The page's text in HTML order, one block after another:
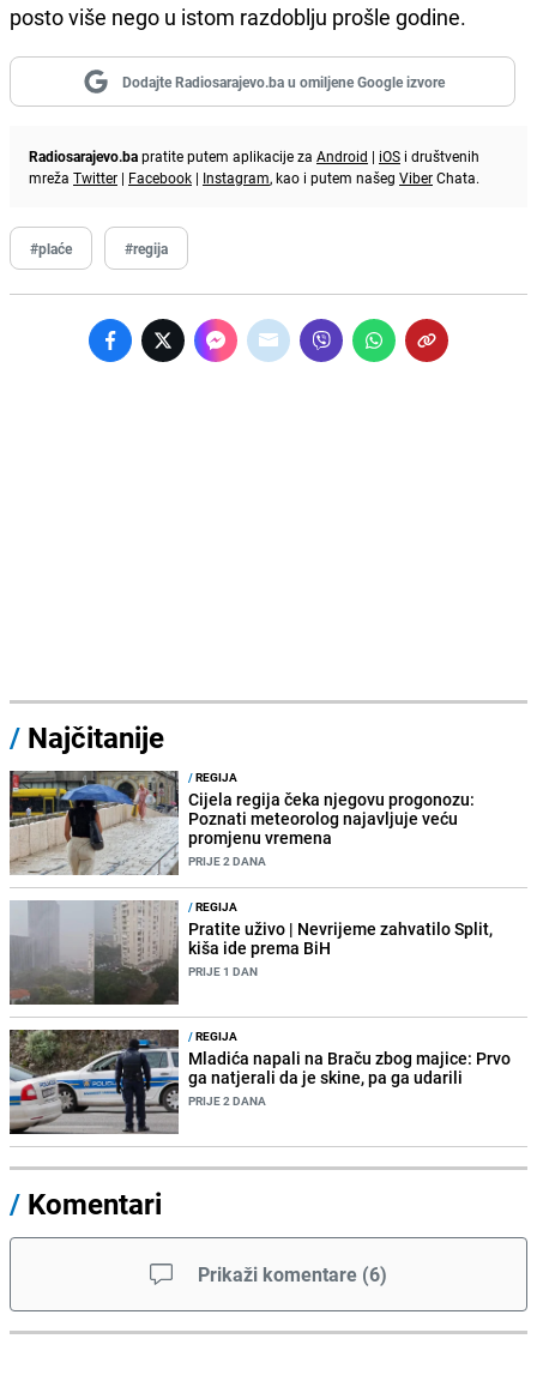
posto više nego u istom razdoblju prošle godine.
Dodajte Radiosarajevo.ba u omiljene Google izvore
Radiosarajevo.bapratite putem aplikacije za Android | iOS i društvenih
mreža Twitter | Facebook | Instagram, kao i putem našeg ViberChata.
#plaće #regija
/ Najčitanije
/REGIJA
Cijela regija čeka njegovu progonozu:
Poznati meteorolog najavljuje veću
promjenu vremena
PRIJE 2 DANA
/REGIJA
Pratite uživo | Nevrijeme zahvatilo Split,
kiša ide prema BiH
PRIJE 1 DAN
/REGIJA
Mladića napali na Braču zbog majice: Prvo
ga natjerali da je skine, pa ga udarili
PRIJE 2 DANA
/ Komentari
Prikaži komentare (6)